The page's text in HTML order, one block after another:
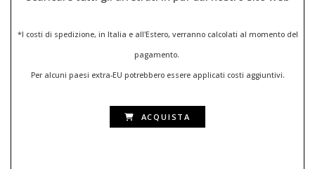
*I costi di spedizione, in Italia e all'Estero, verranno calcolati al momento del
pagamento.
Per alcuni paesi extra-EU potrebbero essere applicati costi aggiuntivi.
ACQUISTA